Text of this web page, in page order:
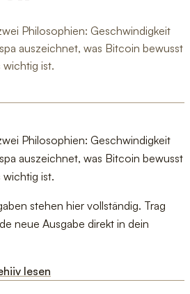
Philosophien: Geschwindigkeit
auszeichnet, was Bitcoin bewusst
ist.
Philosophien: Geschwindigkeit
auszeichnet, was Bitcoin bewusst
ist.
stehen hier vollständig. Trag
neue Ausgabe direkt in dein
lesen